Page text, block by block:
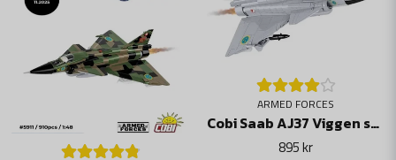
ARMED FORCES
Cobi Saab AJ37 Viggen stridsflygplan med Tre kronor märkning - 836 byggblock
895 kr